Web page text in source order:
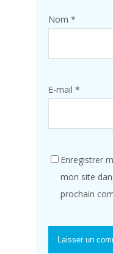
Nom *
E-mail *
Enregistrer
mon site
prochain